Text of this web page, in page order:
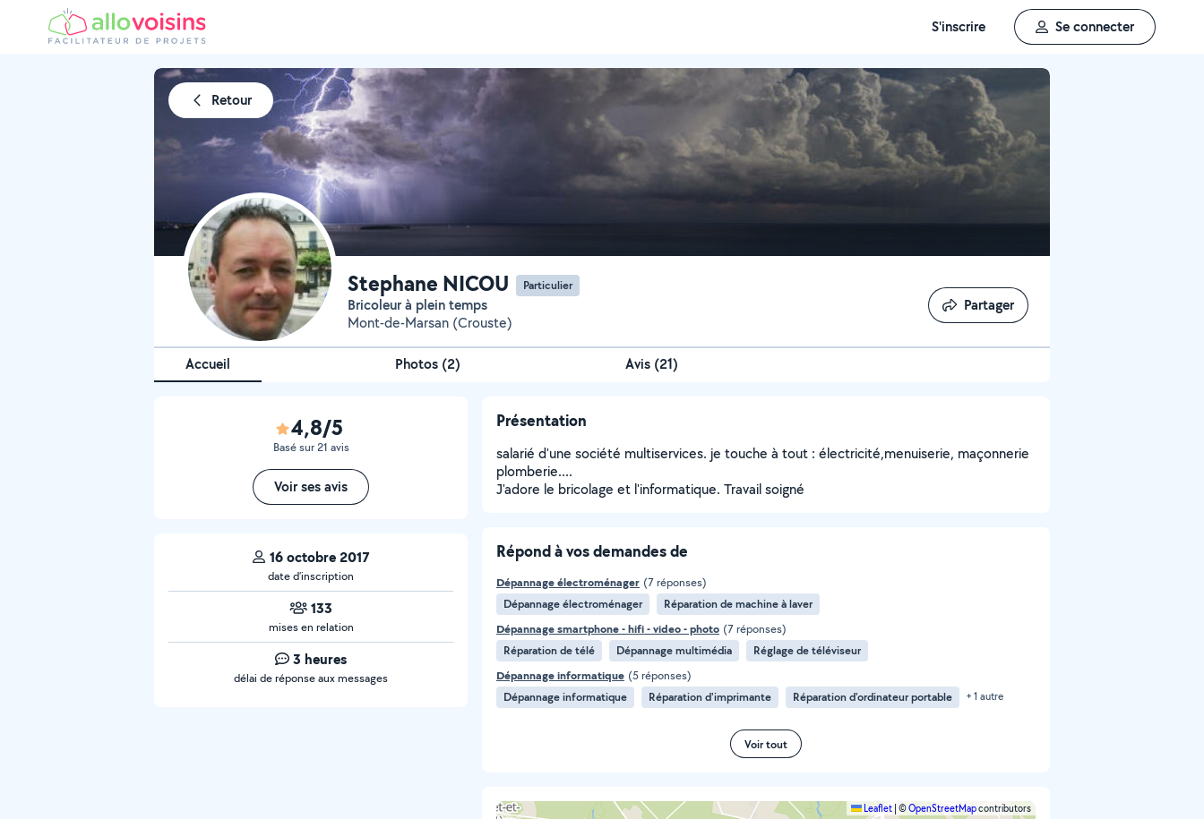
S'inscrire Se connecter
Retour
Stephane NICOU Particulier
Bricoleur à plein temps
Mont-de-Marsan (Crouste)
Partager
Partager
Accueil Photos (2) Avis (21)
4,8/5
Basé sur 21 avis
Voir ses avis
16 octobre 2017
date d’inscription
133
mises en relation
3 heures
délai de réponse aux messages
Présentation
salarié d'une société multiservices. je touche à tout : électricité,menuiserie, maçonnerie
plomberie....
J'adore le bricolage et l'informatique. Travail soigné
Répond à vos demandes de
Dépannage électroménager (7 réponses)
Dépannage électroménager
Réparation de machine à laver
Dépannage smartphone - hifi - video - photo (7 réponses)
Réparation de télé
Dépannage multimédia
Réglage de téléviseur
Dépannage informatique (5 réponses)
Dépannage informatique
Réparation d'imprimante Réparation d'ordinateur portable + 1 autre
Voir tout
Leaflet ©OpenStreetMapcontributors